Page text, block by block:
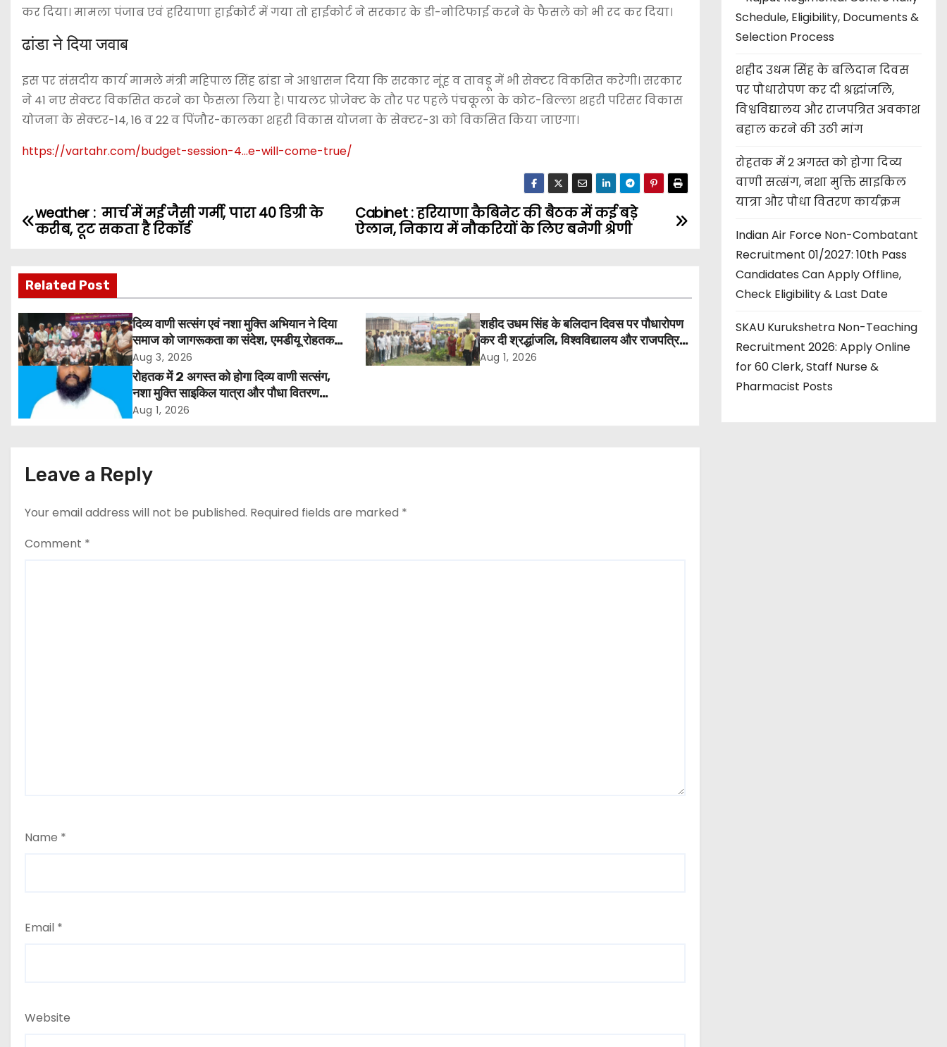
कर दिया। मामला पंजाब एवं हरियाणा हाईकोर्ट में गया तो हाईकोर्ट ने सरकार के डी-नोटिफाई करने के फैसले को भी रद कर दिया।
ढांडा ने दिया जवाब
इस पर संसदीय कार्य मामले मंत्री महिपाल सिंह ढांडा ने आश्वासन दिया कि सरकार नूंह व तावड़ू में भी सेक्टर विकसित करेगी। सरकार
ने 41 नए सेक्टर विकसित करने का फैसला लिया है। पायलट प्रोजेक्ट के तौर पर पहले पंचकूला के कोट-बिल्ला शहरी परिसर विकास
योजना के सेक्टर-14, 16 व 22 व पिंजौर-कालका शहरी विकास योजना के सेक्टर-31 को विकसित किया जाएगा।
https://vartahr.com/budget-session-4…e-will-come-true/
P
s
t
n
a
i
a
t
i
Cabinet : हरियाणा कैबिनेट की बैठक में कई बड़े
ऐलान, निकाय में नौकरियों के लिए बनेगी श्रेणी
weather : मार्च में मई जैसी गर्मी, पारा 40 डिग्री के
करीब, टूट सकता है रिकॉर्ड
Related Post
दिव्य वाणी सत्संग एवं नशा मुक्ति अभियान ने दिया
समाज को जागरूकता का संदेश, एमडीयू रोहतक में
हजारों लोगों ने लिया संकल्प
Aug 3, 2026
शहीद उधम सिंह के बलिदान दिवस पर पौधारोपण
कर दी श्रद्धांजलि, विश्वविद्यालय और राजपत्रित
अवकाश बहाल करने की उठी मांग
Aug 1, 2026
रोहतक में 2 अगस्त को होगा दिव्य वाणी सत्संग,
नशा मुक्ति साइकिल यात्रा और पौधा वितरण
कार्यक्रम
Aug 1, 2026
Leave a Reply
Your email address will not be published. Required fields are marked *
Comment *
Name *
Email *
Website
Schedule, Eligibility, Documents &
Selection Process
शहीद उधम सिंह के बलिदान दिवस
पर पौधारोपण कर दी श्रद्धांजलि,
विश्वविद्यालय और राजपत्रित अवकाश
बहाल करने की उठी मांग
रोहतक में 2 अगस्त को होगा दिव्य
वाणी सत्संग, नशा मुक्ति साइकिल
यात्रा और पौधा वितरण कार्यक्रम
Indian Air Force Non-Combatant
Recruitment 01/2027: 10th Pass
Candidates Can Apply Offline,
Check Eligibility & Last Date
SKAU Kurukshetra Non-Teaching
Recruitment 2026: Apply Online
for 60 Clerk, Staff Nurse &
Pharmacist Posts